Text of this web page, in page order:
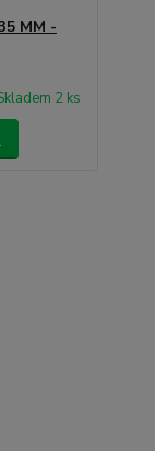
MM -
2 ks